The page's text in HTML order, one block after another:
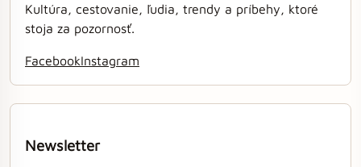
Kultúra, cestovanie, ľudia, trendy a príbehy, ktoré
stoja za pozornosť.
FacebookInstagram
Newsletter